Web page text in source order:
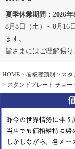
夏季休業期間：2026年
8月8日（土）～8月16
ます。
皆さまにはご理解賜り
HOME 看板種類別 スタ
スタンドプレート チョー